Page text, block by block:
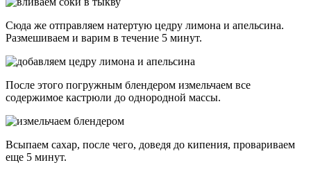
Сюда же отправляем натертую цедру лимона и апельсина.
Размешиваем и варим в течение 5 минут.
После этого погружным блендером измельчаем все
содержимое кастрюли до однородной массы.
Всыпаем сахар, после чего, доведя до кипения, провариваем
еще 5 минут.